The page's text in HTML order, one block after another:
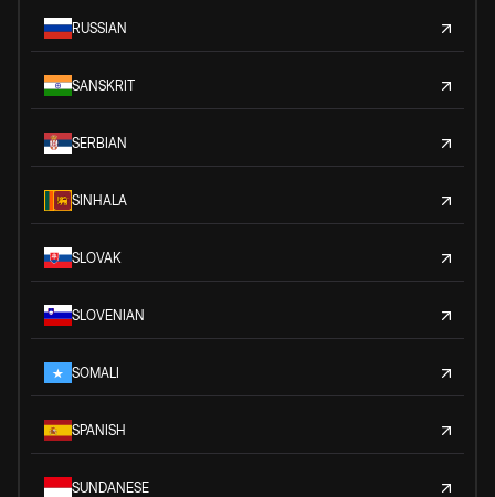
RUSSIAN
SANSKRIT
SERBIAN
SINHALA
SLOVAK
SLOVENIAN
SOMALI
SPANISH
SUNDANESE